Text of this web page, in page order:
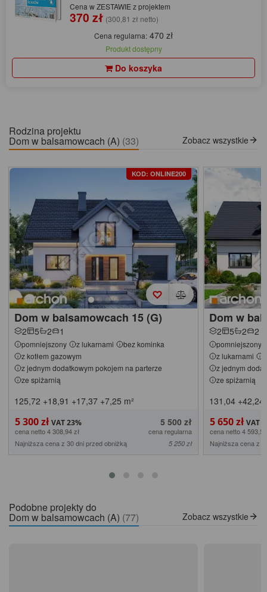
Cena w ZESTAWIE z projektem
370 zł (300,81 zł netto)
Cena regularna: 470 zł
Produkt dostępny
Do koszyka
Rodzina projektu
Dom w balsamowcach (A) (33) Zobacz wszystkie
KOD: ONLINE200
Dom w balsamowcach 15 (G)
2 5 2 1
pomniejszony z lukarnami
bez kominka
z kotłem gazowym
z jednym dodatkowym pokojem na parterze
ze spiżarnią
125,72 +18,91 +17,37 +7,25 m²
5 300 zł 5 500 zł
cena netto 4 308,94 zł
cena regularna
Najniższa cena z 30 dni przed obniżką
5 250 zł
Dom w
2 5 2 2
pomniejszony
z lukarnami
z jednym
ze spiżarnią
131,04 +42,24
5 650 zł
cena netto 4
Najniższa cena z
Podobne projekty do
Dom w balsamowcach (A) (77) Zobacz wszystkie